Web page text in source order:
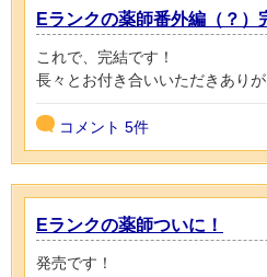
Eランクの薬師番外編（？）
これで、完結です！
長々とお付き合いいただきあり
コメント 5件
Eランクの薬師ついに！
発売です！